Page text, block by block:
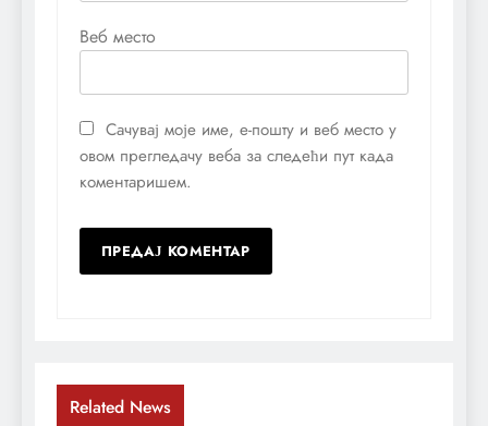
Веб место
Сачувај моје име, е-пошту и веб место у
овом прегледачу веба за следећи пут када
коментаришем.
Related News